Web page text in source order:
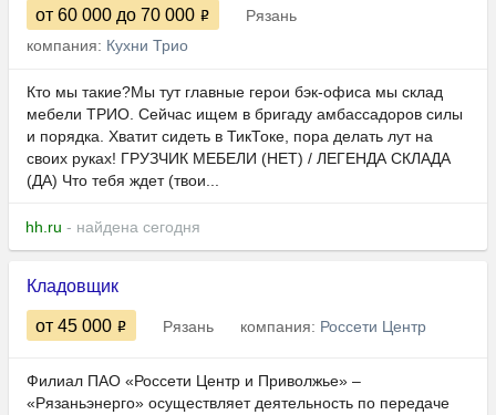
от 60 000 до 70 000
Рязань
компания: Кухни Трио
Кто мы такие?Мы тут главные герои бэк-офиса мы склад
мебели ТРИО. Сейчас ищем в бригаду амбассадоров силы
и порядка. Хватит сидеть в ТикТоке, пора делать лут на
своих руках! ГРУЗЧИК МЕБЕЛИ (НЕТ) / ЛЕГЕНДА СКЛАДА
(ДА) Что тебя ждет (твои...
hh.ru - найдена сегодня
Кладовщик
от 45 000 Рязань компания: Россети Центр
Филиал ПАО «Россети Центр и Приволжье» –
«Рязаньэнерго» осуществляет деятельность по передаче